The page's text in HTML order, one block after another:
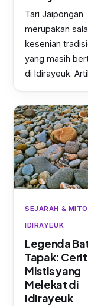
Tari Jaipongan
merupakan
kesenian
yang masih
di Idirayeuk.
SEJARAH &
IDIRAYEUK
Legenda
Tapak:
Mistis yang
Melekat di
Idirayeuk